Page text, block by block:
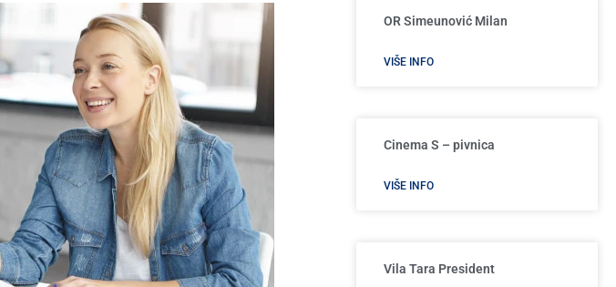
OR Simeunović Milan
VIŠE INFO
Cinema S – pivnica
VIŠE INFO
Vila Tara President